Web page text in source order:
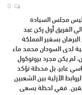
مجلس السيادة
الفريق أول ركن عبد
البرهان بسفير المملكة
لدى السودان محمد ماء
لم يكن مجرد بروتوكول
عابر، بل محطة تؤكد
الأزلية بين الشعبين
ففي لحظة يسعى